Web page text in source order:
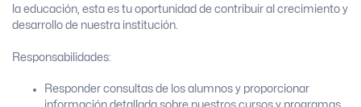
la educación, esta es tu oportunidad de contribuir al crecimiento y
desarrollo de nuestra institución.
Responsabilidades:
Responder consultas de los alumnos y proporcionar